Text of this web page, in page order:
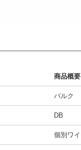
商品概要
バルク
DB
個別ワ